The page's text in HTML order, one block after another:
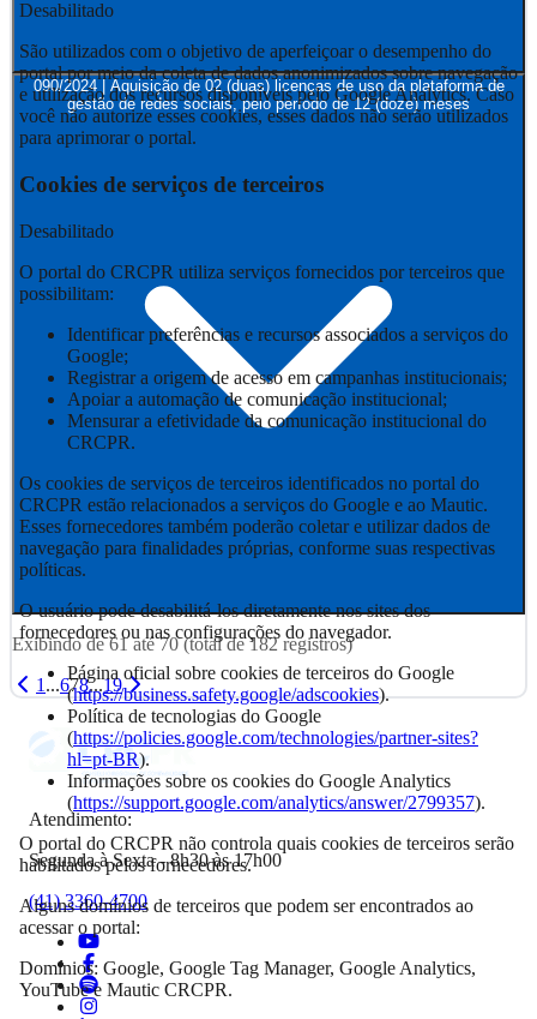
090/2024 | Aquisição de 02 (duas) licenças de uso da plataforma de
gestão de redes sociais, pelo período de 12 (doze) meses
Exibindo de61até70(total de182registros)
1...678...19
Atendimento:
Segunda à Sexta - 8h30 às 17h00
(41) 3360-4700
Desabilitado
São utilizados com o objetivo de aperfeiçoar o desempenho do
portal por meio da coleta de dados anonimizados sobre navegação
e utilização dos recursos disponíveis pelo Google Analytics. Caso
você não autorize esses cookies, esses dados não serão utilizados
para aprimorar o portal.
Cookies de serviços de terceiros
Desabilitado
O portal do CRCPR utiliza serviços fornecidos por terceiros que
possibilitam:
Identificar preferências e recursos associados a serviços do
Google;
Registrar a origem de acesso em campanhas institucionais;
Apoiar a automação de comunicação institucional;
Mensurar a efetividade da comunicação institucional do
CRCPR.
Os cookies de serviços de terceiros identificados no portal do
CRCPR estão relacionados a serviços do Google e ao Mautic.
Esses fornecedores também poderão coletar e utilizar dados de
navegação para finalidades próprias, conforme suas respectivas
políticas.
O usuário pode desabilitá-los diretamente nos sites dos
fornecedores ou nas configurações do navegador.
Página oficial sobre cookies de terceiros do Google
(https://business.safety.google/adscookies).
Política de tecnologias do Google
(https://policies.google.com/technologies/partner-sites?
hl=pt-BR).
Informações sobre os cookies do Google Analytics
(https://support.google.com/analytics/answer/2799357).
O portal do CRCPR não controla quais cookies de terceiros serão
habilitados pelos fornecedores.
Alguns domínios de terceiros que podem ser encontrados ao
acessar o portal:
Domínios: Google, Google Tag Manager, Google Analytics,
YouTube e Mautic CRCPR.